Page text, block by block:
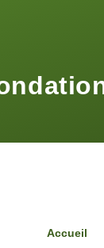
Accueil